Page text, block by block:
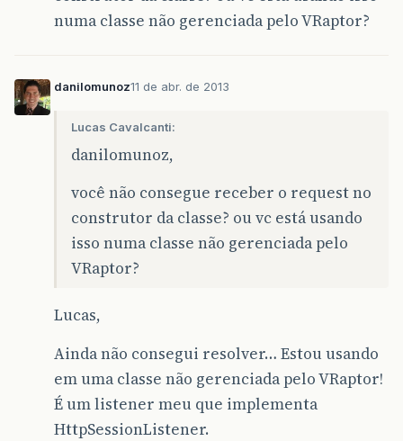
numa classe não gerenciada pelo VRaptor?
danilomunoz11 de abr. de 2013
Lucas Cavalcanti:
danilomunoz,
você não consegue receber o request no
construtor da classe? ou vc está usando
isso numa classe não gerenciada pelo
VRaptor?
Lucas,
Ainda não consegui resolver… Estou usando
em uma classe não gerenciada pelo VRaptor!
É um listener meu que implementa
HttpSessionListener.